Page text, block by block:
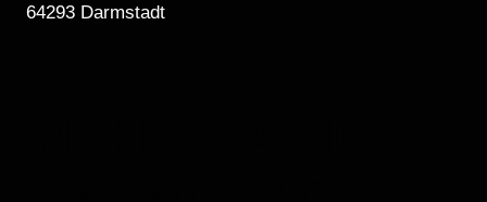
64293 Darmstadt